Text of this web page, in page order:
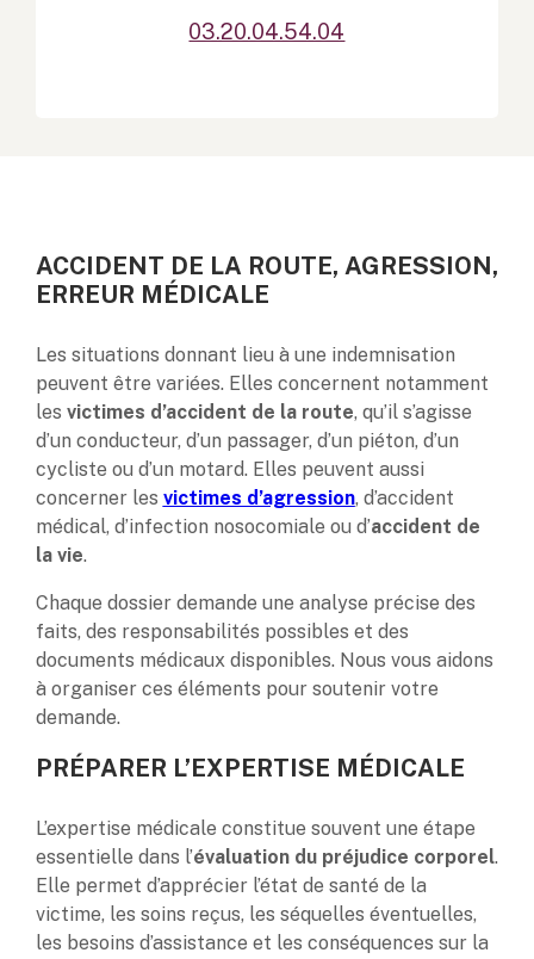
03.20.04.54.04
ACCIDENT DE LA ROUTE, AGRESSION,
ERREUR MÉDICALE
Les situations donnant lieu à une indemnisation
peuvent être variées. Elles concernent notamment
les victimes d’accident de la route, qu’il s’agisse
d’un conducteur, d’un passager, d’un piéton, d’un
cycliste ou d’un motard. Elles peuvent aussi
concerner les victimes d’agression, d’accident
médical, d’infection nosocomiale ou d’accident de
la vie.
Chaque dossier demande une analyse précise des
faits, des responsabilités possibles et des
documents médicaux disponibles. Nous vous aidons
à organiser ces éléments pour soutenir votre
demande.
PRÉPARER L’EXPERTISE MÉDICALE
L’expertise médicale constitue souvent une étape
essentielle dans l’évaluation du préjudice corporel.
Elle permet d’apprécier l’état de santé de la
victime, les soins reçus, les séquelles éventuelles,
les besoins d’assistance et les conséquences sur la